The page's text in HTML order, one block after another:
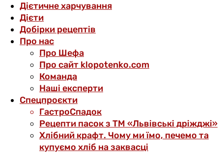
Дієтичне харчування
Дієти
Добірки рецептів
Про нас
Про Шефа
Про сайт klopotenko.com
Команда
Наші експерти
Спецпроєкти
ГастроСпадок
Рецепти пасок з ТМ «Львівські дріжджі»
Хлібний крафт. Чому ми їмо, печемо та
купуємо хліб на заквасці